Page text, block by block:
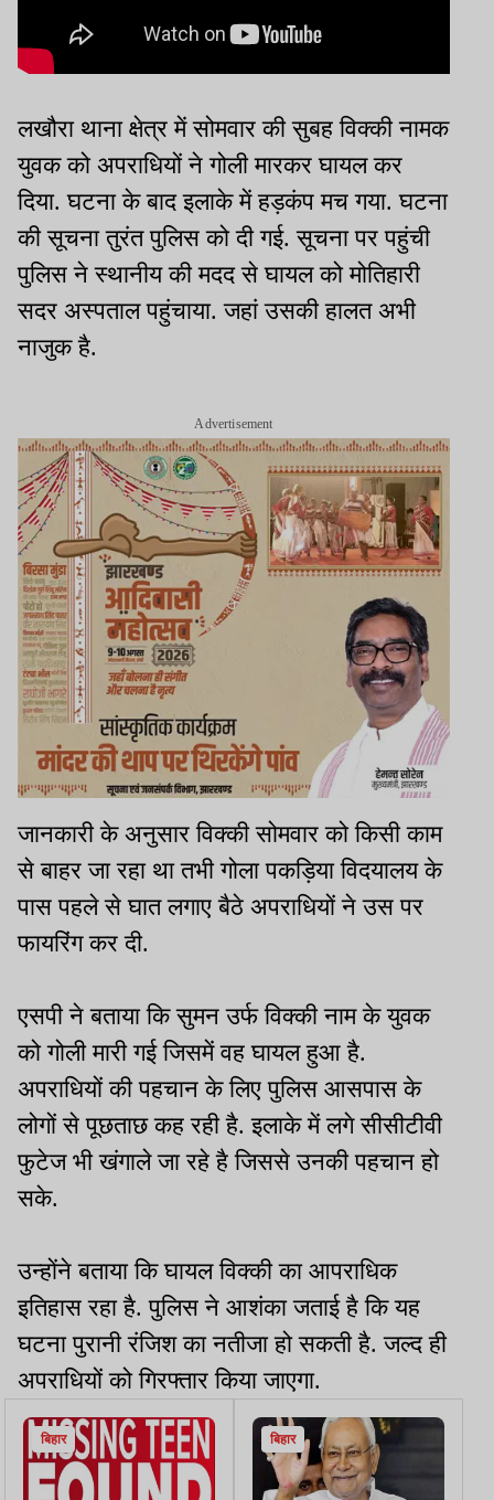
लखौरा थाना क्षेत्र में सोमवार की सुबह विक्की नामक
युवक को अपराधियों ने गोली मारकर घायल कर
दिया. घटना के बाद इलाके में हड़कंप मच गया. घटना
की सूचना तुरंत पुलिस को दी गई. सूचना पर पहुंची
पुलिस ने स्थानीय की मदद से घायल को मोतिहारी
सदर अस्पताल पहुंचाया. जहां उसकी हालत अभी
नाजुक है.
Advertisement
जानकारी के अनुसार विक्की सोमवार को किसी काम
से बाहर जा रहा था तभी गोला पकड़िया विदयालय के
पास पहले से घात लगाए बैठे अपराधियों ने उस पर
फायरिंग कर दी.
एसपी ने बताया कि सुमन उर्फ विक्की नाम के युवक
को गोली मारी गई जिसमें वह घायल हुआ है.
अपराधियों की पहचान के लिए पुलिस आसपास के
लोगों से पूछताछ कह रही है. इलाके में लगे सीसीटीवी
फुटेज भी खंगाले जा रहे है जिससे उनकी पहचान हो
सके.
उन्होंने बताया कि घायल विक्की का आपराधिक
इतिहास रहा है. पुलिस ने आशंका जताई है कि यह
घटना पुरानी रंजिश का नतीजा हो सकती है. जल्द ही
अपराधियों को गिरफ्तार किया जाएगा.
बिहार बिहार